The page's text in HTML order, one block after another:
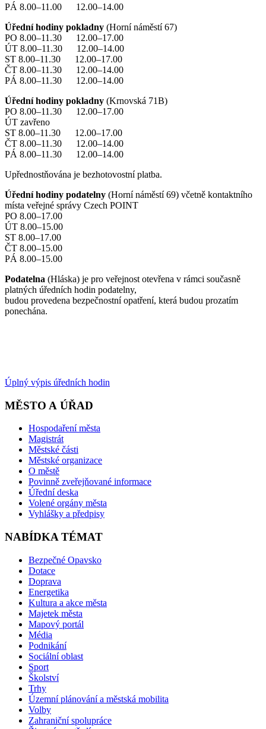
PÁ 8.00–11.00 12.00–14.00
Úřední hodiny pokladny (Horní náměstí 67)
PO 8.00–11.30 12.00–17.00
ÚT 8.00–11.30 12.00–14.00
ST 8.00–11.30 12.00–17.00
ČT 8.00–11.30 12.00–14.00
PÁ 8.00–11.30 12.00–14.00
Úřední hodiny pokladny (Krnovská 71B)
PO 8.00–11.30 12.00–17.00
ÚT zavřeno
ST 8.00–11.30 12.00–17.00
ČT 8.00–11.30 12.00–14.00
PÁ 8.00–11.30 12.00–14.00
Upřednostňována je bezhotovostní platba.
Úřední hodiny podatelny (Horní náměstí 69) včetně kontaktního
místa veřejné správy Czech POINT
PO 8.00–17.00
ÚT 8.00–15.00
ST 8.00–17.00
ČT 8.00–15.00
PÁ 8.00–15.00
Podatelna (Hláska) je pro veřejnost otevřena v rámci současně
platných úředních hodin podatelny,
budou provedena bezpečnostní opatření, která budou prozatím
ponechána.
Úplný výpis úředních hodin
MĚSTO A ÚŘAD
Hospodaření města
Magistrát
Městské části
Městské organizace
O městě
Povinně zveřejňované informace
Úřední deska
Volené orgány města
Vyhlášky a předpisy
NABÍDKA TÉMAT
Bezpečné Opavsko
Dotace
Doprava
Energetika
Kultura a akce města
Majetek města
Mapový portál
Média
Podnikání
Sociální oblast
Sport
Školství
Trhy
Územní plánování a městská mobilita
Volby
Zahraniční spolupráce